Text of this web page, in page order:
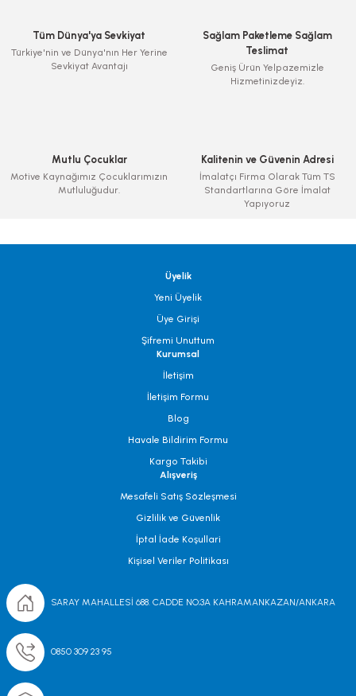
Tüm Dünya'ya Sevkiyat
Türkiye'nin ve Dünya'nın Her Yerine
Sevkiyat Avantajı
Sağlam Paketleme Sağlam
Teslimat
Geniş Ürün Yelpazemizle
Hizmetinizdeyiz.
Mutlu Çocuklar
Motive Kaynağımız Çocuklarımızın
Mutluluğudur.
Kalitenin ve Güvenin Adresi
İmalatçı Firma Olarak Tüm TS
Standartlarına Göre İmalat
Yapıyoruz
Üyelik
Yeni Üyelik
Üye Girişi
Şifremi Unuttum
Kurumsal
İletişim
İletişim Formu
Blog
Havale Bildirim Formu
Kargo Takibi
Alışveriş
Mesafeli Satış Sözleşmesi
Gizlilik ve Güvenlik
İptal İade Koşullari
Kişisel Veriler Politikası
SARAY MAHALLESİ 688. CADDE NO;3A KAHRAMANKAZAN/ANKARA
0850 309 23 95